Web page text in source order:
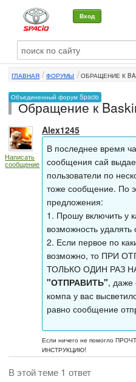
Вход
О машине
Автоклуб
Форумы
Сервисы и услуги
Новости
ГЛАВНАЯ ФОРУМЫ ОБРАЩЕНИЕ К
Объединенный форум Spacio
Обращение к
Написать
сообщение
Alex1245
В последнее время
сообщения сай
пользователи по
тоже сообщение. По
предложения:
1. Прошу включить у
возможность
2. Если первое по
возможно, то ПРИ
ТОЛЬКО ОДИН РАЗ
"ОТПРАВИТЬ", даже
компа у вас
равно сообщение
Если ничего не помогло
ИНСТРУКЦИЮ!
В этой теме 1 ответ